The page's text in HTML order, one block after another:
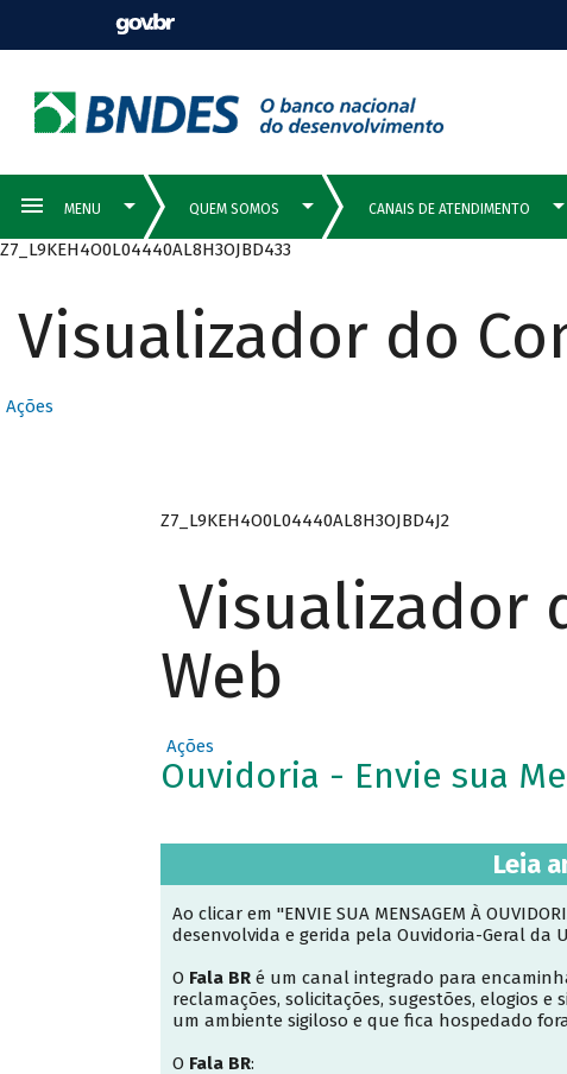
Z7_L9KEH4O0L04440AL8H3OJBD433
Visualizador do
Ações
Z7_L9KEH4O0L04440AL8H3OJBD4J2
Visualizador
Web
Ações
Ouvidoria - Envie sua
Leia
Ao clicar em "ENVIE SUA MENSAGEM À
desenvolvida e gerida pela Ouvidoria-Geral da
O Fala BRé um canal integrado para
reclamações, solicitações, sugestões, elogios
um ambiente sigiloso e que fica hospedado
O Fala BR: